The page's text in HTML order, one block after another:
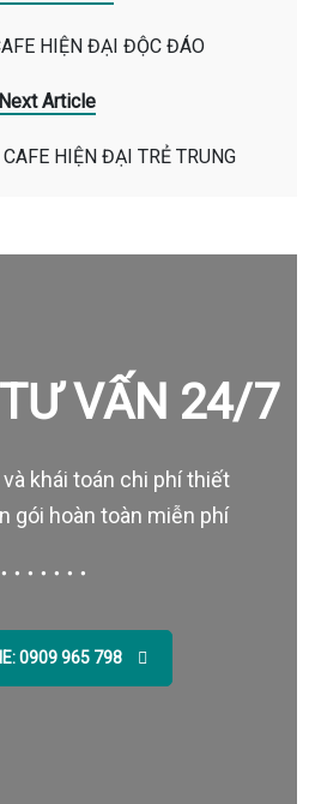
HIỆN ĐẠI ĐỘC ĐÁO
Next Article
HIỆN ĐẠI TRẺ TRUNG
VẤN 24/7
khái toán chi phí thiết
gói hoàn toàn miễn phí
0909 965 798